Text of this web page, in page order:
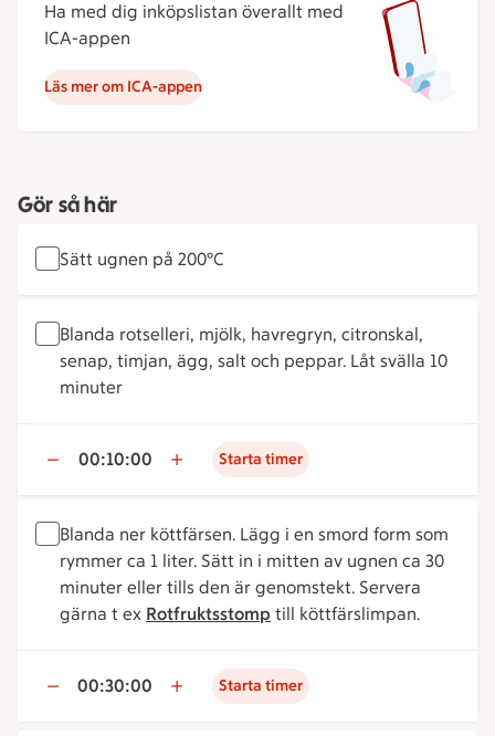
Ha med dig inköpslistan överallt med
ICA-appen
Läs mer om ICA-appen
Gör så här
Sätt ugnen på 200°C
Blanda rotselleri, mjölk, havregryn, citronskal,
senap, timjan, ägg, salt och peppar. Låt svälla 10
minuter
00:10:00 Starta timer
Blanda ner köttfärsen. Lägg i en smord form som
rymmer ca 1 liter. Sätt in i mitten av ugnen ca 30
minuter eller tills den är genomstekt. Servera
gärna t ex Rotfruktsstomp till köttfärslimpan.
00:30:00 Starta timer